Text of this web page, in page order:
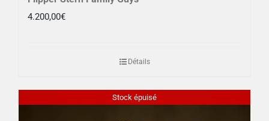
4.200,00€
Détails
Stock épuisé